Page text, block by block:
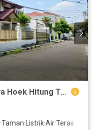
Jual Cepat Rumah Taman Kedoya Hoek Hitung Tanah
·Taman· Listrik·Air·Teras